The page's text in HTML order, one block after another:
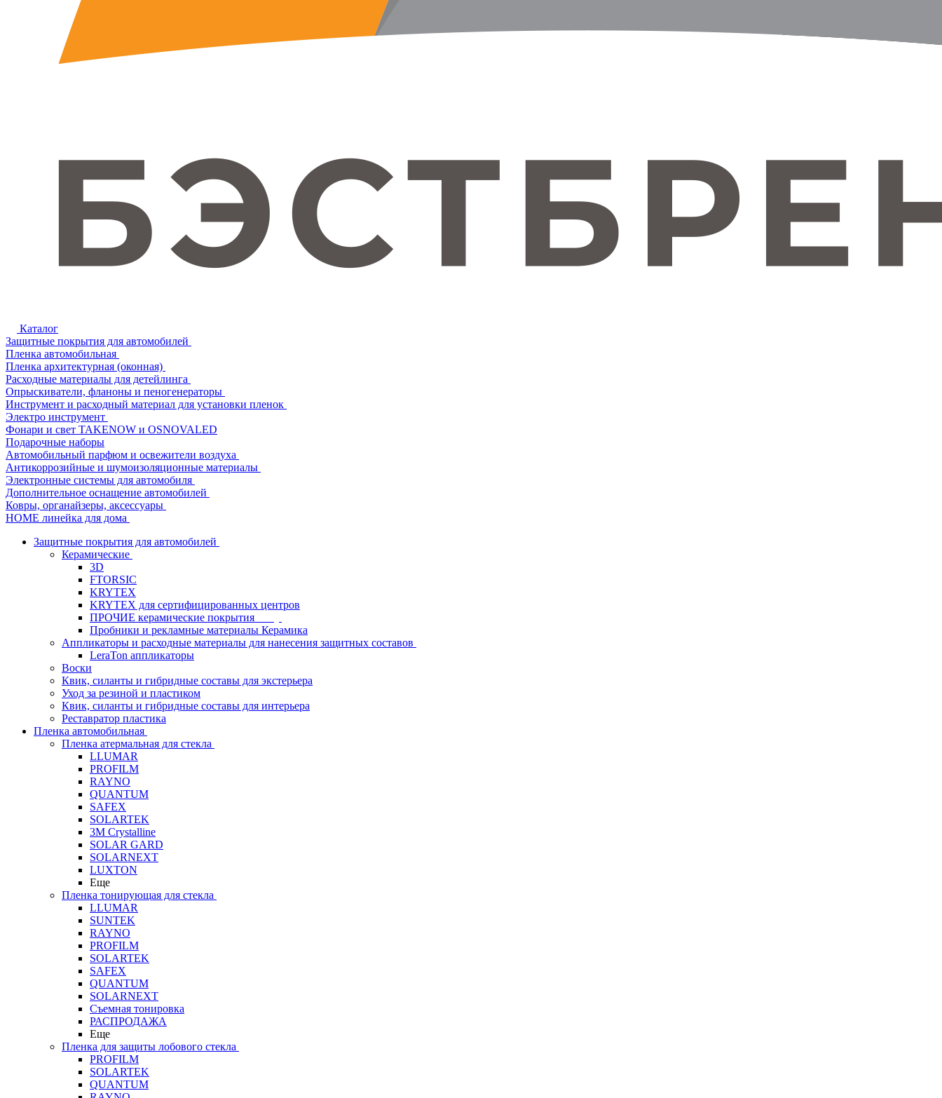
Каталог
Защитные покрытия для автомобилей
Пленка автомобильная
Пленка архитектурная (оконная)
Расходные материалы для детейлинга
Опрыскиватели, фланоны и пеногенераторы
Инструмент и расходный материал для установки пленок
Электро инструмент
Фонари и свет TAKENOW и OSNOVALED
Подарочные наборы
Автомобильный парфюм и освежители воздуха
Антикоррозийные и шумоизоляционные материалы
Электронные системы для автомобиля
Дополнительное оснащение автомобилей
Ковры, органайзеры, аксессуары
HOME линейка для дома
Защитные покрытия для автомобилей
Керамические
3D
FTORSIC
KRYTEX
KRYTEX для сертифицированных центров
ПРОЧИЕ керамические покрытия
Пробники и рекламные материалы Керамика
Аппликаторы и расходные материалы для нанесения защитных составов
LeraTon аппликаторы
Воски
Квик, силанты и гибридные составы для экстерьера
Уход за резиной и пластиком
Квик, силанты и гибридные составы для интерьера
Реставратор пластика
Пленка автомобильная
Пленка атермальная для стекла
LLUMAR
PROFILM
RAYNO
QUANTUM
SAFEX
SOLARTEK
3M Crystalline
SOLAR GARD
SOLARNEXT
LUXTON
Еще
Пленка тонирующая для стекла
LLUMAR
SUNTEK
RAYNO
PROFILM
SOLARTEK
SAFEX
QUANTUM
SOLARNEXT
Съемная тонировка
РАСПРОДАЖА
Еще
Пленка для защиты лобового стекла
PROFILM
SOLARTEK
QUANTUM